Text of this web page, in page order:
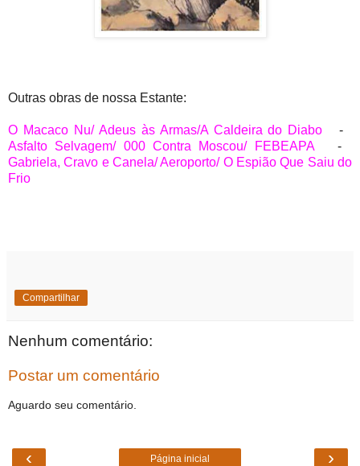
Outras obras de nossa Estante:
O Macaco Nu/ Adeus às Armas/A Caldeira do Diabo -
Asfalto Selvagem/ 000 Contra Moscou/ FEBEAPA-
Gabriela, Cravo e Canela/ Aeroporto/ O Espião Que Saiu do
Frio
Compartilhar
Nenhum comentário:
Postar um comentário
Aguardo seu comentário.
‹ ›
Página inicial